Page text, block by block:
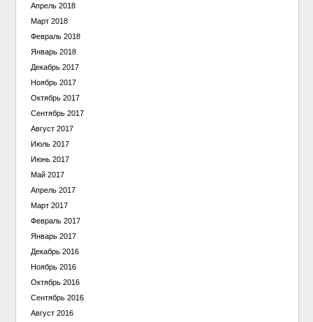
Апрель 2018
Март 2018
Февраль 2018
Январь 2018
Декабрь 2017
Ноябрь 2017
Октябрь 2017
Сентябрь 2017
Август 2017
Июль 2017
Июнь 2017
Май 2017
Апрель 2017
Март 2017
Февраль 2017
Январь 2017
Декабрь 2016
Ноябрь 2016
Октябрь 2016
Сентябрь 2016
Август 2016